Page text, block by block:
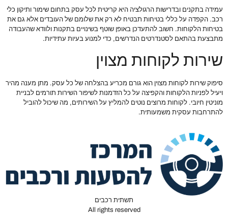
עמידה בתקנים ובדרישות הרגולציה היא קריטית לכל עסק בתחום שימור ותיקון כלי
רכב. הקפדה על כללי בטיחות תבטיח לא רק את שלומם של העובדים אלא גם את
בטיחות הלקוחות. חשוב להתעדכן באופן שוטף בשינויים בתקנות ולוודא שהעבודה
מתבצעת בהתאם לסטנדרטים הנדרשים, כדי למנוע בעיות עתידיות.
שירות לקוחות מצוין
סיפוק שירות לקוחות מצוין הוא גורם מכריע בהצלחה של כל עסק. מתן מענה מהיר
ויעיל לפניות הלקוחות והקפיצה על כל הזדמנות לשיפור השירות תורמים לבניית
מוניטין חיובי. לקוחות מרוצים נוטים להמליץ על השירותים, מה שיכול להוביל
להתרחבות עסקית משמעותית.
תשתית רכבים
All rights reserved